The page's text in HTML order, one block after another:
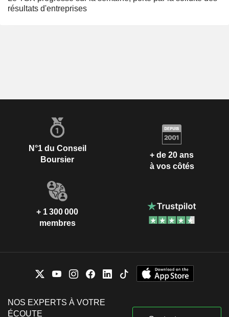
résultats d'entreprises
N°1 du Conseil
Boursier
+ de 20 ans
à vos côtés
+ 1 300 000
membres
NOS EXPERTS À VOTRE
ÉCOUTE